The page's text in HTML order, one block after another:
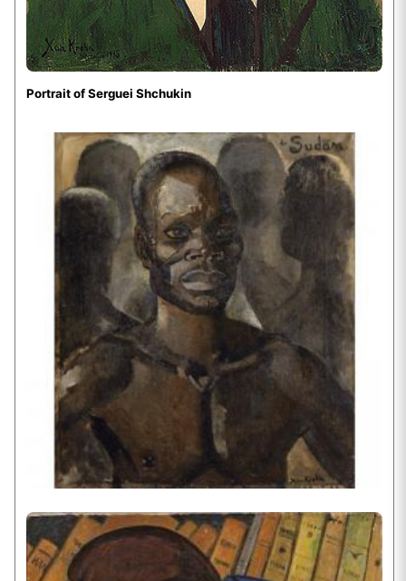
Portrait of Serguei Shchukin